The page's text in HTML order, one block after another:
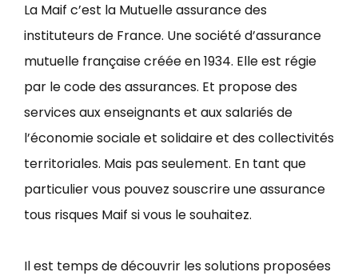
La Maif c’est la Mutuelle assurance des
instituteurs de France. Une société d’assurance
mutuelle française créée en 1934. Elle est régie
par le code des assurances. Et propose des
services aux enseignants et aux salariés de
l’économie sociale et solidaire et des collectivités
territoriales. Mais pas seulement. En tant que
particulier vous pouvez souscrire une assurance
tous risques Maif si vous le souhaitez.
Il est temps de découvrir les solutions proposées